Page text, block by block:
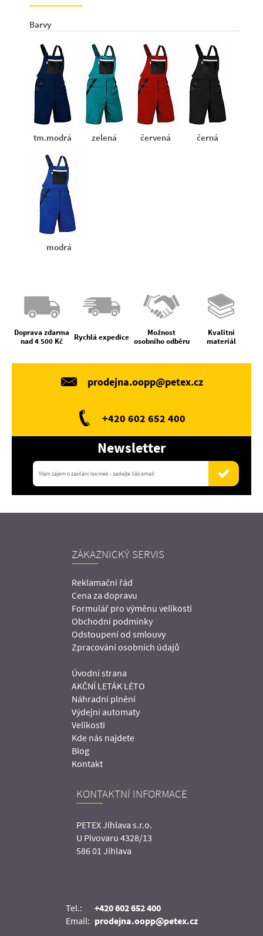
Barvy
tm.modrá zelená červená černá
modrá
Doprava zdarma
nad 4 500 Kč
Rychlá expedice
Možnost
osobního odběru
Kvalitní
materiál
prodejna.oopp@petex.cz
+420 602 652 400
Newsletter
ZÁKAZNICKÝ SERVIS
Reklamační řád
Cena za dopravu
Formulář pro výměnu velikosti
Obchodní podmínky
Odstoupení od smlouvy
Zpracování osobních údajů
Úvodní strana
AKČNÍ LETÁK LÉTO
Náhradní plnění
Výdejní automaty
Velikosti
Kde nás najdete
Blog
Kontakt
KONTAKTNÍ INFORMACE
PETEX Jihlava s.r.o.
U Pivovaru 4328/13
586 01 Jihlava
Tel.:
+420 602 652 400
Email: prodejna.oopp@petex.cz